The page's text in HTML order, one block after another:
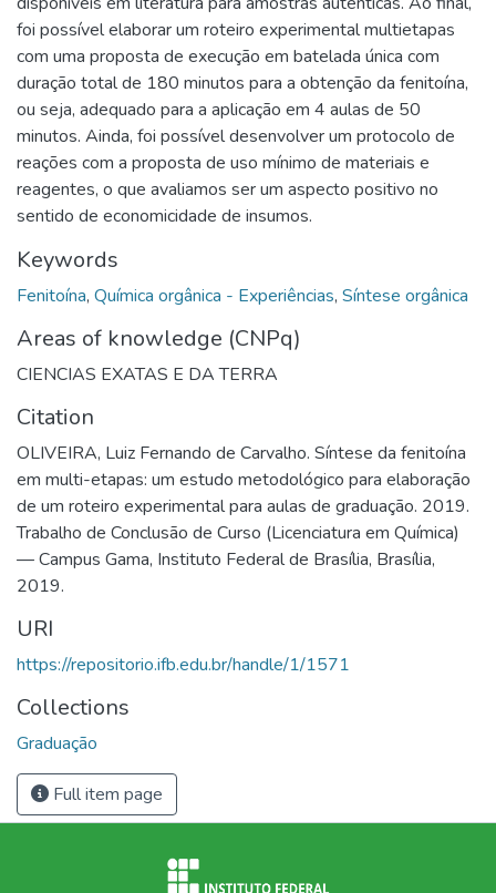
foi possível elaborar um roteiro experimental multietapas
com uma proposta de execução em batelada única com
duração total de 180 minutos para a obtenção da fenitoína,
ou seja, adequado para a aplicação em 4 aulas de 50
minutos. Ainda, foi possível desenvolver um protocolo de
reações com a proposta de uso mínimo de materiais e
reagentes, o que avaliamos ser um aspecto positivo no
sentido de economicidade de insumos.
Keywords
Fenitoína, Química orgânica - Experiências, Síntese orgânica
Areas of knowledge (CNPq)
CIENCIAS EXATAS E DA TERRA
Citation
OLIVEIRA, Luiz Fernando de Carvalho. Síntese da fenitoína
em multi-etapas: um estudo metodológico para elaboração
de um roteiro experimental para aulas de graduação. 2019.
Trabalho de Conclusão de Curso (Licenciatura em Química)
— Campus Gama, Instituto Federal de Brasília, Brasília,
2019.
URI
https://repositorio.ifb.edu.br/handle/1/1571
Collections
Graduação
Full item page